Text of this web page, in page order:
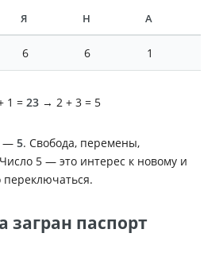
Я Н А
6 6 1
1 = 23 → 2 + 3 = 5
— 5. Свобода, перемены,
5 — это интерес к новому и
переключаться.
загран паспорт